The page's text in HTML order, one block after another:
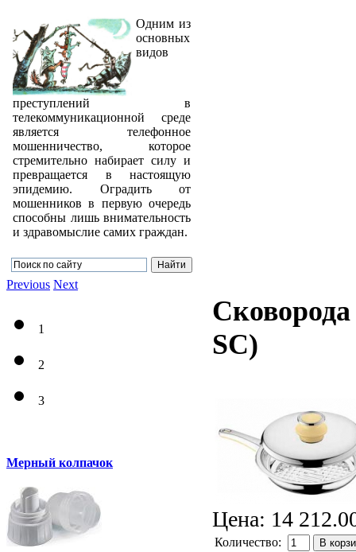
Одним из
основных
видов
преступлений в
телекоммуникационной среде
является телефонное
мошенничество, которое
стремительно набирает силу и
превращается в настоящую
эпидемию. Оградить от
мошенников в первую очередь
способны лишь внимательность
и здравомыслие самих граждан.
SC)
Цена: 14
Количество: В
Previous Next
1
2
3
Мерный колпачок